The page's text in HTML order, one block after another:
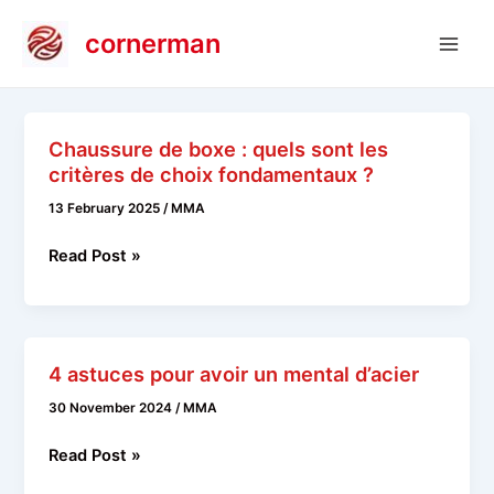
content
cornerman
Chaussure de boxe : quels sont les
critères de choix fondamentaux ?
13 February 2025 /MMA
Chaussure
sont
les
de
Read Post »
4 astuces pour avoir un mental d’acier
30 November 2024/ MMA
4
Read Post »